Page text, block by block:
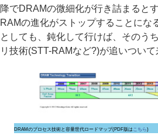
降でDRAMの微細化が行き詰まると
RAMの進化がストップすることにな
としても、鈍化して行けば、そのう
リ技術(STT-RAMなど?)が追いついて
DRAMのプロセス技術と容量世代ロードマップ(PDF版は こちら)